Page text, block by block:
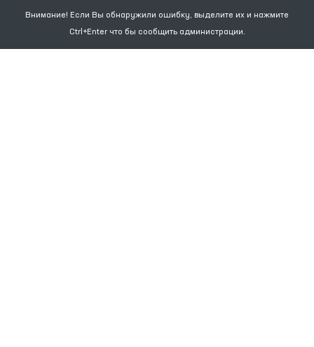
Внимание! Если Вы обнаружили ошибку, выделите их и нажмите
Ctrl+Enter что бы сообщить администрации.